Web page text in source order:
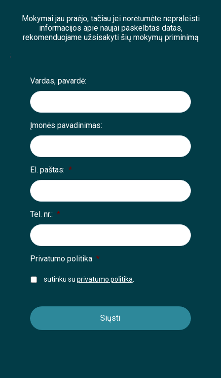
Mokymai jau praėjo, tačiau jei norėtumėte nepraleisti
informacijos apie naujai paskelbtas datas,
rekomenduojame užsisakyti šių mokymų priminimą
;
Vardas, pavardė:
Įmonės pavadinimas:
El. paštas: *
Tel. nr.: *
Privatumo politika *
sutinku su privatumo politika